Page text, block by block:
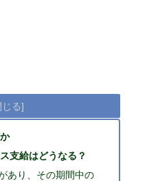
支給はどうなる？
あり、その期間中の